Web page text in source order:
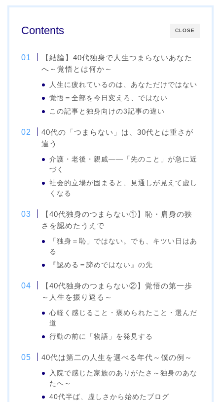
CLOSE
Contents
【結論】40代独身で人生つまらないあなた
へ～覚悟とは何か～
人生に疲れているのは、あなただけではない
覚悟＝全部を今日変えろ、ではない
この記事と独身向けの3記事の違い
40代の「つまらない」は、30代とは重さが
違う
介護・老後・親戚——「先のこと」が急に近
づく
社会的立場が固まると、見通しが見えて虚し
くなる
【40代独身のつまらない①】恥・肩身の狭
さを認めたうえで
「独身＝恥」ではない。でも、キツい日はあ
る
『認める＝諦めではない』の先
【40代独身のつまらない②】覚悟の第一歩
～人生を振り返る～
心軽く感じること・褒められたこと・選んだ
道
行動の前に「物語」を発見する
40代は第二の人生を選べる年代～僕の例～
入院で感じた家族のありがたさ～独身のあな
たへ～
40代半ば、虚しさから始めたブログ